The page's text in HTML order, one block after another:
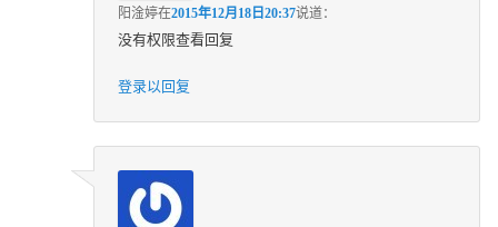
阳淦婷在2015年12月18日20:37说道：
没有权限查看回复
登录以回复